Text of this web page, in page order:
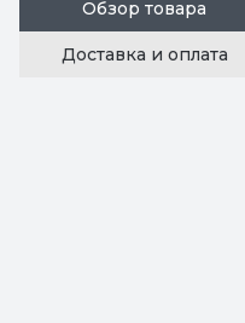
Обзор товара
Доставка и оплата